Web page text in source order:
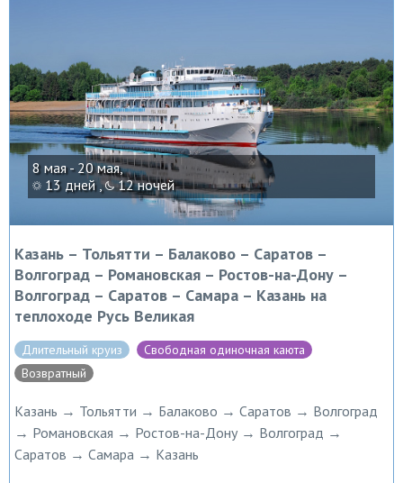
8 мая - 20 мая,
13 дней , 12 ночей
Казань – Тольятти – Балаково – Саратов –
Волгоград – Романовская – Ростов-на-Дону –
Волгоград – Саратов – Самара – Казань на
теплоходе Русь Великая
Длительный круиз
Свободная одиночная каюта
Возвратный
Казань → Тольятти → Балаково → Саратов → Волгоград
→ Романовская → Ростов-на-Дону → Волгоград →
Саратов → Самара → Казань